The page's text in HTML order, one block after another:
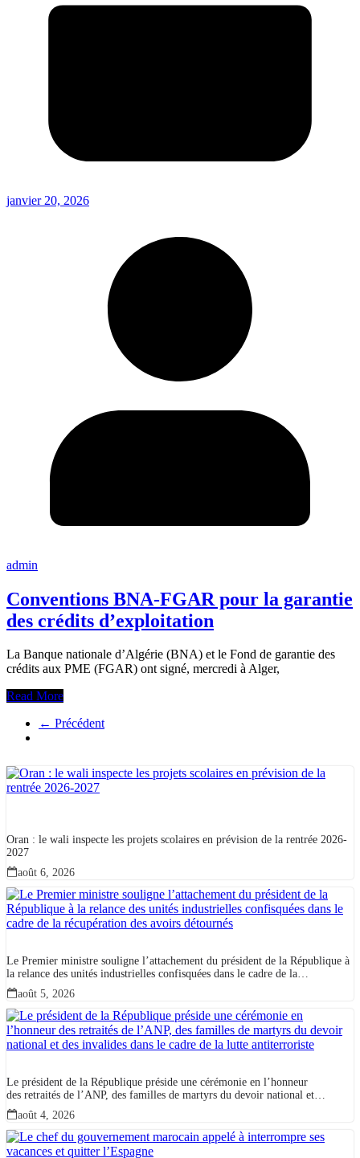
janvier 20, 2026
admin
Conventions BNA-FGAR pour la garantie
des crédits d’exploitation
La Banque nationale d’Algérie (BNA) et le Fond de garantie des
crédits aux PME (FGAR) ont signé, mercredi à Alger,
Read More
← Précédent
Oran : le wali inspecte les projets scolaires en prévision de la rentrée 2026-
2027
août 6, 2026
Le Premier ministre souligne l’attachement du président de la République à
la relance des unités industrielles confisquées dans le cadre de la
récupération des avoirs détournés
août 5, 2026
Le président de la République préside une cérémonie en l’honneur
des retraités de l’ANP, des familles de martyrs du devoir national et
des invalides dans le cadre de la lutte antiterroriste
août 4, 2026